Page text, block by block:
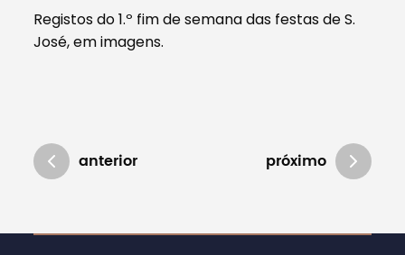
Registos do 1.º fim de semana das festas de S.
José, em imagens.
anterior próximo
Atualizado em 01/08/2024